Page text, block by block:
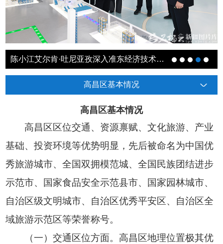
陈小江艾尔肯·吐尼亚孜深入准东经济技术开发区调研
高昌区基本情况
高昌区基本情况
高昌区区位交通、资源禀赋、文化旅游、产业
基础、投资环境等优势明显，先后被命名为中国优
秀旅游城市、全国双拥模范城、全国民族团结进步
示范市、国家食品安全示范县市、国家园林城市、
自治区级文明城市、自治区优秀平安区、自治区全
域旅游示范区等荣誉称号。
（一）交通区位方面。高昌区地理位置极其优